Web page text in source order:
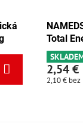
energetická
35g